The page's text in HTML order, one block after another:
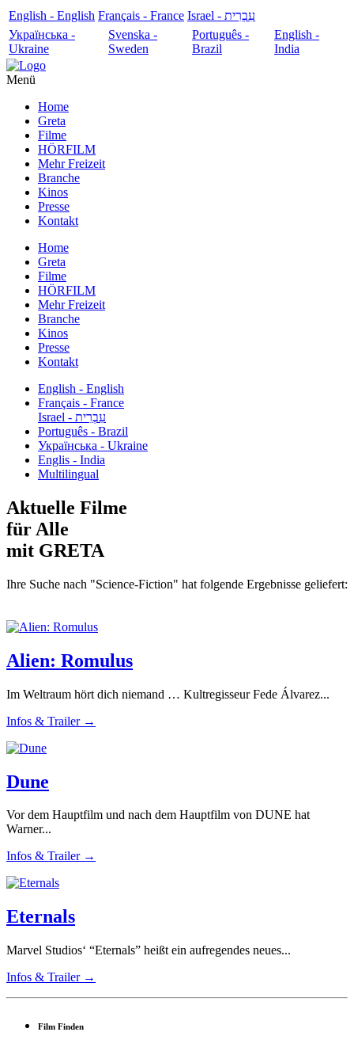
English - English Français - France
עִבְרִית - Israel
Українська -
Ukraine
Svenska -
Sweden
Português -
Brazil
English -
India
Menü
Home
Greta
Filme
HÖRFILM
Mehr Freizeit
Branche
Kinos
Presse
Kontakt
Home
Greta
Filme
HÖRFILM
Mehr Freizeit
Branche
Kinos
Presse
Kontakt
English - English
Français - France
עִבְרִית - Israel
Português - Brazil
Українська - Ukraine
Englis - India
Multilingual
Aktuelle Filme
für Alle
mit GRETA
Ihre Suche nach "Science-Fiction" hat folgende Ergebnisse geliefert:
Alien: Romulus
Im Weltraum hört dich niemand … Kultregisseur Fede Álvarez...
Infos & Trailer →
Dune
Vor dem Hauptfilm und nach dem Hauptfilm von DUNE hat
Warner...
Infos & Trailer →
Eternals
Marvel Studios‘ “Eternals” heißt ein aufregendes neues...
Infos & Trailer →
Film Finden